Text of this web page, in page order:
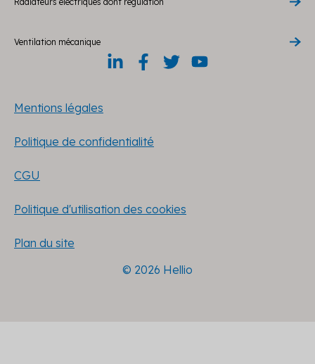
Ventilation mécanique
Mentions légales
Politique de confidentialité
CGU
Politique d'utilisation des cookies
Plan du site
© 2026 Hellio